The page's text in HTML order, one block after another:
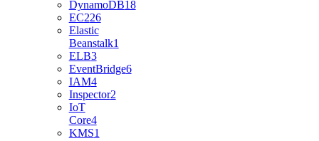
DynamoDB18
EC226
Elastic
Beanstalk1
ELB3
EventBridge6
IAM4
Inspector2
IoT
Core4
KMS1